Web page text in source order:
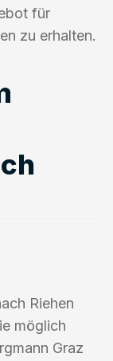
für
zu erhalten.
Riehen
möglich
Graz